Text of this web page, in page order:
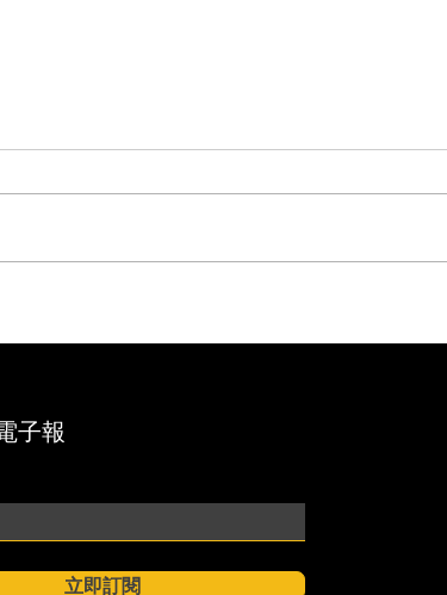
子報
立即訂閱